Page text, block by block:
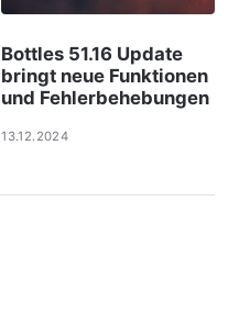
Bottles 51.16 Update
bringt neue Funktionen
und Fehlerbehebungen
13.12.2024